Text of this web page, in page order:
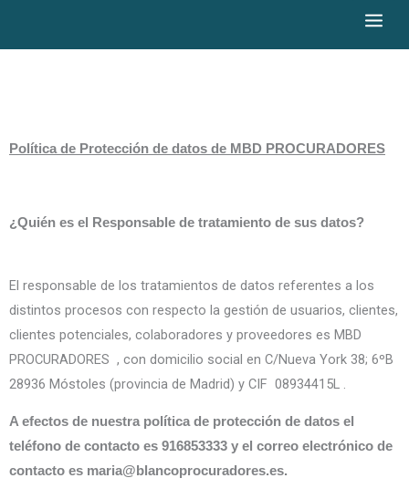
Política de Protección de datos de MBD PROCURADORES
¿Quién es el Responsable de tratamiento de sus datos?
El responsable de los tratamientos de datos referentes a los
distintos procesos con respecto la gestión de usuarios, clientes,
clientes potenciales, colaboradores y proveedores es MBD
PROCURADORES , con domicilio social en C/Nueva York 38; 6ºB
28936 Móstoles (provincia de Madrid) y CIF 08934415L .
A efectos de nuestra política de protección de datos el
teléfono de contacto es 916853333 y el correo electrónico de
contacto es maria@blancoprocuradores.es.